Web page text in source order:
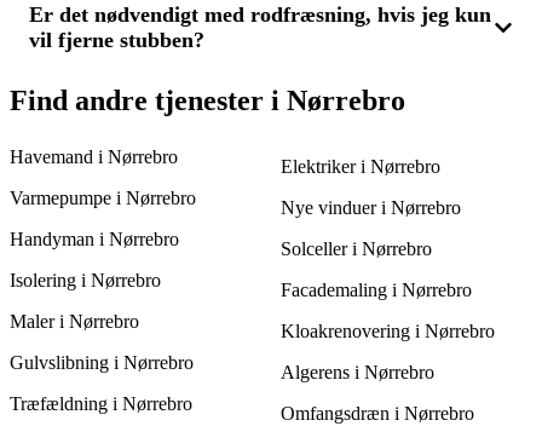
præcis tidsangivelse og vurdere, hvilken leverandør der tilbyder
den bedste service til prisen.
Før du vælger en stubfræsningsservice i Nørrebro, bør du
undersøge flere tilbud for at sikre dig den bedste pris og
fræser for at sikre, at du får den mest passende løsning.
Er det nødvendigt med rodfræsning, hvis jeg kun
vil fjerne stubben?
Normalt er rodfræsning ikke nødvendig, hvis du kun ønsker at
fjerne selve stubben, da stubfræsning fjerner den del der er over
rodfræsning være relevant. Indhent 3 tilbud for at finde den
Find andre tjenester i Nørrebro
Havemand i Nørrebro
Varmepumpe i Nørrebro
Handyman i Nørrebro
Isolering i Nørrebro
Maler i Nørrebro
Gulvslibning i Nørrebro
Træfældning i Nørrebro
Elektriker i Nørrebro
Nye vinduer i Nørrebro
Solceller i Nørrebro
Facademaling i Nørrebro
Kloakrenovering i Nørrebro
Algerens i Nørrebro
Omfangsdræn i Nørrebro